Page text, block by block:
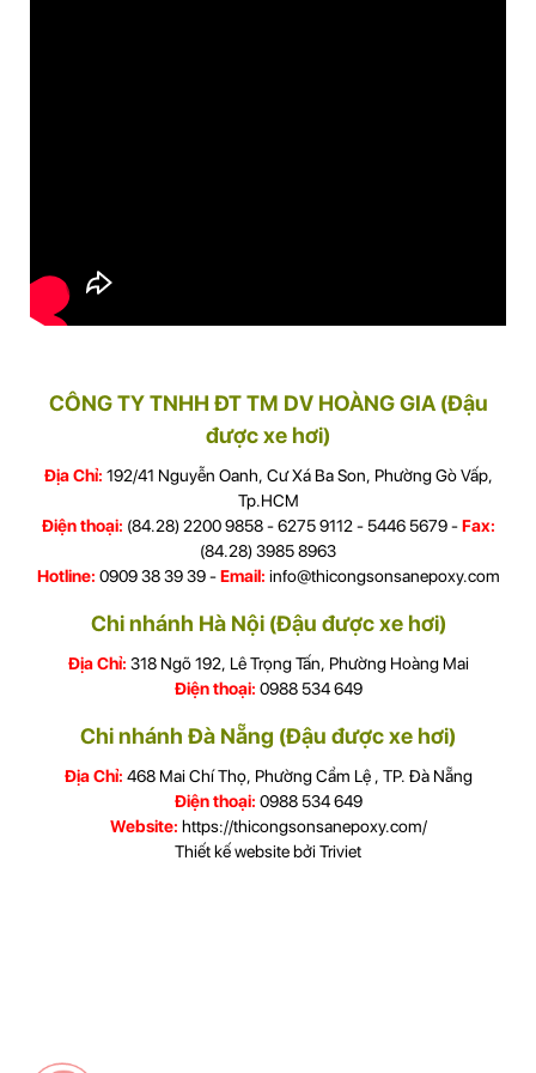
CÔNG TY TNHH ĐT TM DV HOÀNG GIA (Đậu
được xe hơi)
Địa Chỉ: 192/41 Nguyễn Oanh, Cư Xá Ba Son, Phường Gò Vấp,
Tp.HCM
Điện thoại: (84.28) 2200 9858 - 6275 9112 - 5446 5679 -Fax:
(84.28) 3985 8963
Hotline: 0909 38 39 39 -Email: info@thicongsonsanepoxy.com
Chi nhánh Hà Nội (Đậu được xe hơi)
Địa Chỉ: 318 Ngõ 192, Lê Trọng Tấn, Phường Hoàng Mai
Điện thoại: 0988 534 649
Chi nhánh Đà Nẵng (Đậu được xe hơi)
Địa Chỉ: 468 Mai Chí Thọ, Phường Cẩm Lệ , TP. Đà Nẵng
Điện thoại: 0988 534 649
Website: https://thicongsonsanepoxy.com/
Thiết kế website bởiTriviet